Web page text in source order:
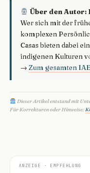
Über den Autor:
Wer sich mit der
komplexen
Casas bieten dabei
indigenen Kulturen
→ Zum gesamten
Dieser Artikel entstand mit
Für Korrekturen oder Hinweise:
ANZEIGE · EMPFEHLUNG